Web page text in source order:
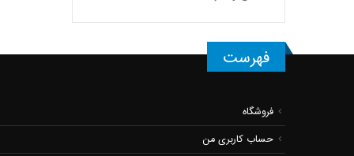
فهرست
فروشگاه
حساب کاربری من